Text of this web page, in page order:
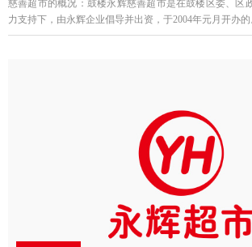
慈善超市的概况：鼓楼永辉慈善超市是在鼓楼区委、区
力支持下，由永辉企业倡导并出资，于2004年元月开办的